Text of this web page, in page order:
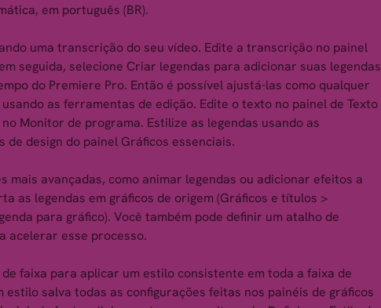
em português (BR).
uma transcrição do seu vídeo. Edite a transcrição no painel
seguida, selecione Criar legendas para adicionar suas legendas
do Premiere Pro. Então é possível ajustá-las como qualquer
as ferramentas de edição. Edite o texto no painel de Texto
Monitor de programa. Estilize as legendas usando as
de design do painel Gráficos essenciais.
mais avançadas, como animar legendas ou adicionar efeitos a
as legendas em gráficos de origem (Gráficos e títulos >
para gráfico). Você também pode definir um atalho de
acelerar esse processo.
faixa para aplicar um estilo consistente em toda a faixa de
estilo salva todas as configurações feitas nos painéis de gráficos